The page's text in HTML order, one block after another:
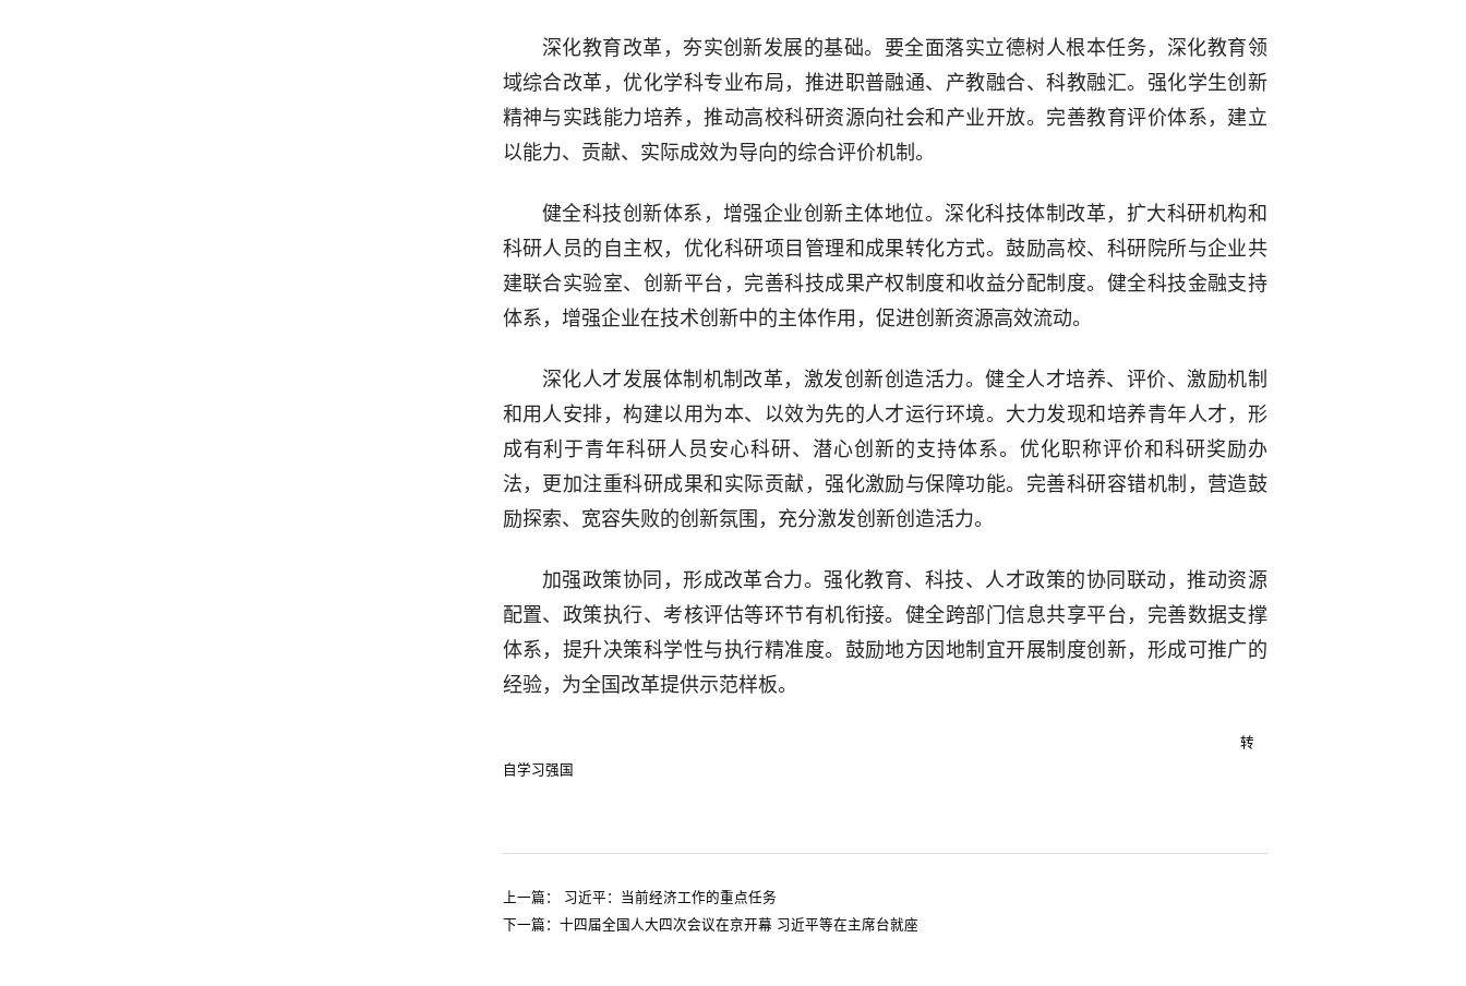
深化教育改革，夯实创新发展的基础。要全面落实立德树人根本任务，深化教育领
域综合改革，优化学科专业布局，推进职普融通、产教融合、科教融汇。强化学生创新
精神与实践能力培养，推动高校科研资源向社会和产业开放。完善教育评价体系，建立
以能力、贡献、实际成效为导向的综合评价机制。
健全科技创新体系，增强企业创新主体地位。深化科技体制改革，扩大科研机构和
科研人员的自主权，优化科研项目管理和成果转化方式。鼓励高校、科研院所与企业共
建联合实验室、创新平台，完善科技成果产权制度和收益分配制度。健全科技金融支持
体系，增强企业在技术创新中的主体作用，促进创新资源高效流动。
深化人才发展体制机制改革，激发创新创造活力。健全人才培养、评价、激励机制
和用人安排，构建以用为本、以效为先的人才运行环境。大力发现和培养青年人才，形
成有利于青年科研人员安心科研、潜心创新的支持体系。优化职称评价和科研奖励办
法，更加注重科研成果和实际贡献，强化激励与保障功能。完善科研容错机制，营造鼓
励探索、宽容失败的创新氛围，充分激发创新创造活力。
加强政策协同，形成改革合力。强化教育、科技、人才政策的协同联动，推动资源
配置、政策执行、考核评估等环节有机衔接。健全跨部门信息共享平台，完善数据支撑
体系，提升决策科学性与执行精准度。鼓励地方因地制宜开展制度创新，形成可推广的
经验，为全国改革提供示范样板。
转
自学习强国
上一篇： 习近平：当前经济工作的重点任务
下一篇： 十四届全国人大四次会议在京开幕 习近平等在主席台就座